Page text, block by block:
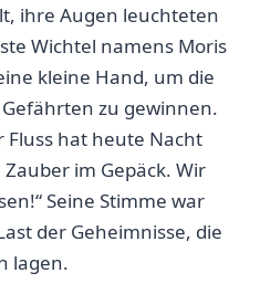
ihre Augen leuchteten
Wichtel namens Moris
⁢kleine Hand, um die
zu gewinnen.
Fluss hat‍ heute Nacht
im Gepäck. Wir
Seine Stimme war
der Geheimnisse, die
lagen.